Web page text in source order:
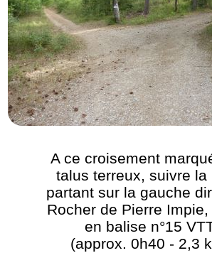
A ce croisement
talus terreux, suivre la
partant sur la gauche
Rocher de Pierre
en balise n°15
(approx. 0h40 - 2,3